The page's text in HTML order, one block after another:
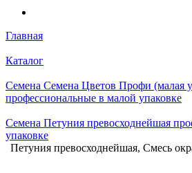
Главная
Каталог
Семена Семена Цветов Профи (малая
профессиональные в малой упаковке
Семена Петуния превосходнейшая
упаковке
Петуния превосходнейшая, Смесь